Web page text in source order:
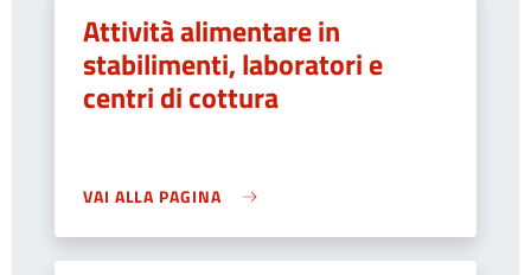
Attività alimentare in
stabilimenti, laboratori e
centri di cottura
VAI ALLA PAGINA